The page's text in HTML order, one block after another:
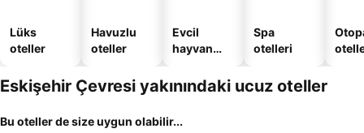
Lüks
oteller
Havuzlu
oteller
Evcil
hayvan
oteller
Spa
otelleri
Eskişehir Çevresi yakınındaki ucuz oteller
Bu oteller de size uygun olabilir...